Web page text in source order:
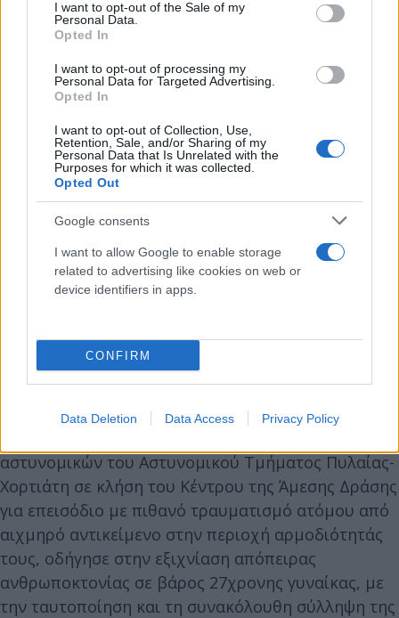
I want to opt-out of the Sale of my
Personal Data.
Opted In
I want to opt-out of processing my
Personal Data for Targeted Advertising.
Opted In
I want to opt-out of Collection, Use,
Retention, Sale, and/or Sharing of my
Personal Data that Is Unrelated with the
Purposes for which it was collected.
Opted Out
Google consents
I want to allow Google to enable storage
related to advertising like cookies on web or
device identifiers in apps.
CONFIRM
Data Deletion Data Access Privacy Policy
Πήγε στο σπίτι της με κουζινομάχαιρο
Η δράστις, η οποία κατοικεί στη δυτική
Θεσσαλονίκη, μετέβη στο σπίτι όπου μένει η
27χρονη και με ένα κουζινομάχαιρο της επιτέθηκε,
χτυπώντας την στην κοιλιά και τραυματίζοντάς τη
σοβαρά.
Σύμφωνα με τις ίδιες πληροφορίες, αιτία του
επεισοδίου φέρεται να είναι το γεγονός ότι η
δράστις, μητέρα δύο παιδιών, κατηγορούσε την
Αναλυτικά η ανακοίνωση της ΕΛΑΣ
αστυνομικών του Αστυνομικού Τμήματος Πυλαίας-
Χορτιάτη σε κλήση του Κέντρου της Άμεσης Δράσης
για επεισόδιο με πιθανό τραυματισμό ατόμου από
αιχμηρό αντικείμενο στην περιοχή αρμοδιότητάς
τους, οδήγησε στην εξιχνίαση απόπειρας
ανθρωποκτονίας σε βάρος 27χρονης γυναίκας, με
την ταυτοποίηση και τη συνακόλουθη σύλληψη της